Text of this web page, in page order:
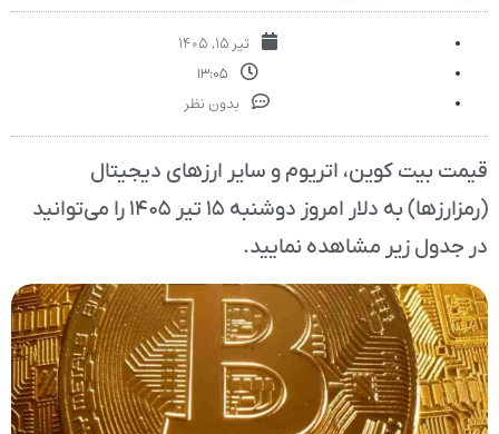
تیر ۱۵, ۱۴۰۵
۱۳:۰۵
بدون نظر
قیمت بیت کوین، اتریوم و سایر ارز‌های دیجیتال
(رمزارزها) به دلار امروز دوشنبه ۱۵ تیر ۱۴۰۵ را می‌توانید
در جدول زیر مشاهده نمایید.